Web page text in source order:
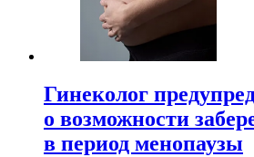
Гинеколог
о возможности
в период менопаузы